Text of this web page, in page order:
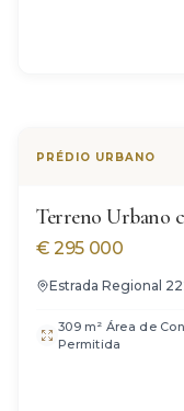
PRÉDIO URBANO
Terreno Urbano
€295 000
Estrada Regional
309 m² Área de
Permitida